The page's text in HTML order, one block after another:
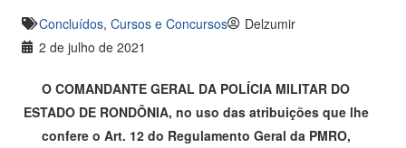
Concluídos, Cursos e Concursos
Delzumir
2 de julho de 2021
O COMANDANTE GERAL DA POLÍCIA MILITAR DO
ESTADO DE RONDÔNIA, no uso das atribuições que lhe
confere o Art. 12 do Regulamento Geral da PMRO,